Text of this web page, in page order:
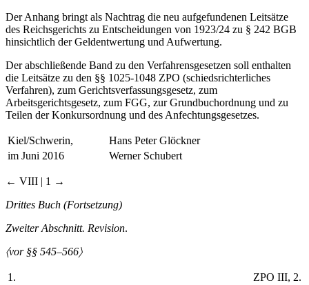
Der Anhang bringt als Nachtrag die neu aufgefundenen Leitsätze
des Reichsgerichts zu Entscheidungen von 1923/24 zu § 242 BGB
hinsichtlich der Geldentwertung und Aufwertung.
Der abschließende Band zu den Verfahrensgesetzen soll enthalten
die Leitsätze zu den §§ 1025-1048 ZPO (schiedsrichterliches
Verfahren), zum Gerichtsverfassungsgesetz, zum
Arbeitsgerichtsgesetz, zum FGG, zur Grundbuchordnung und zu
Teilen der Konkursordnung und des Anfechtungsgesetzes.
Kiel/Schwerin,
Hans Peter Glöckner
im Juni 2016
Werner Schubert
← VIII | 1 →
Drittes Buch (Fortsetzung)
Zweiter Abschnitt. Revision.
〈vor §§ 545–566〉
1.
ZPO III, 2.